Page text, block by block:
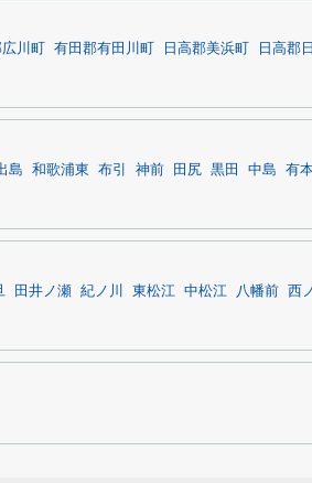
川町 有田郡有田川町 日高郡美浜町
日高郡
島 和歌浦東 布引 神前 田尻 黒田 中島 有
田井ノ瀬 紀ノ川 東松江 中松江 八幡前 西